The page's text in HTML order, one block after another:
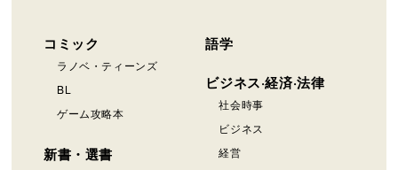
コミック
ラノベ・ティーンズ
BL
ゲーム攻略本
新書・選書
語学
ビジネス·経済·法律
社会時事
ビジネス
経営